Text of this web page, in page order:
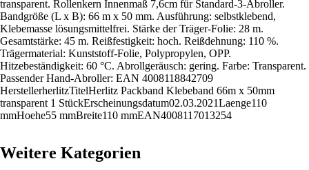
transparent. Rollenkern Innenmaß 7,6cm für Standard-3-Abroller.
Bandgröße (L x B): 66 m x 50 mm. Ausführung: selbstklebend,
Klebemasse lösungsmittelfrei. Stärke der Träger-Folie: 28 m.
Gesamtstärke: 45 m. Reißfestigkeit: hoch. Reißdehnung: 110 %.
Trägermaterial: Kunststoff-Folie, Polypropylen, OPP.
Hitzebeständigkeit: 60 °C. Abrollgeräusch: gering. Farbe: Transparent.
Passender Hand-Abroller: EAN 4008118842709
HerstellerherlitzTitelHerlitz Packband Klebeband 66m x 50mm
transparent 1 StückErscheinungsdatum02.03.2021Laenge110
mmHoehe55 mmBreite110 mmEAN4008117013254
Weitere Kategorien